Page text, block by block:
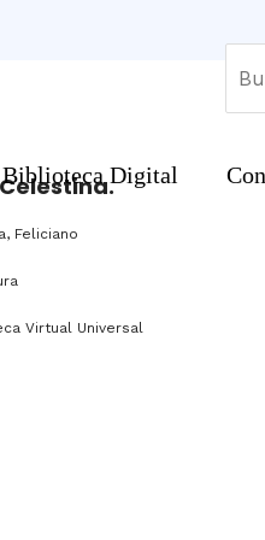
Biblioteca Digital
Feliciano
Virtual Universal